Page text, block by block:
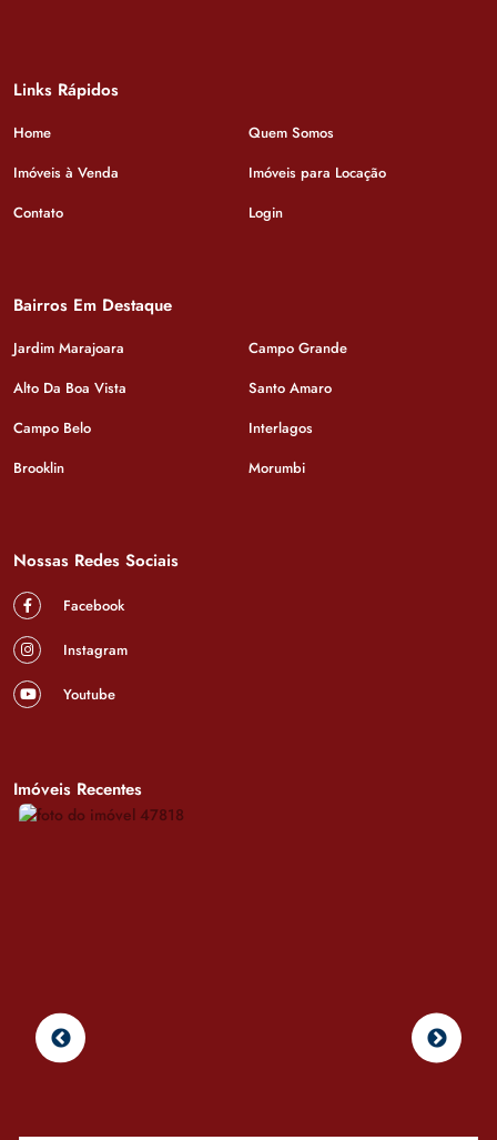
Links Rápidos
Home
Quem Somos
Imóveis à Venda
Imóveis para Locação
Contato
Login
Bairros Em Destaque
Jardim Marajoara
Campo Grande
Alto Da Boa Vista
Santo Amaro
Campo Belo
Interlagos
Brooklin
Morumbi
Nossas Redes Sociais
Facebook
Instagram
Youtube
Imóveis Recentes